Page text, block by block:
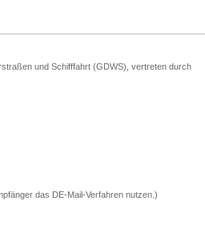
und Schifffahrt (GDWS), vertreten durch
das DE-Mail-Verfahren nutzen.)